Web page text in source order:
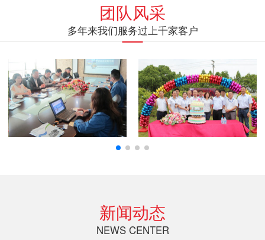
团队风采
多年来我们服务过上千家客户
新闻动态
NEWS CENTER